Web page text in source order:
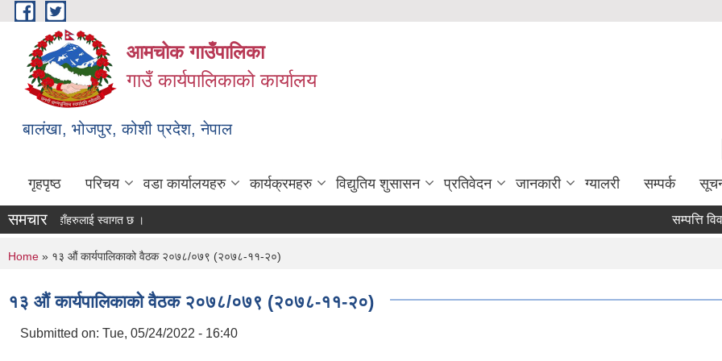
Skip to main content
आमचोक गाउँपालिका
गाउँ कार्यपालिकाको कार्यालय
बालंखा, भोजपुर, कोशी प्रदेश, नेपाल
गृहपृष्ठ परिचय वडा कार्यालयहरु कार्यक्रमहरु विद्युतिय शुसासन प्रतिवेदन जानकारी ग्यालरी सम्पर्क
मा यहाँहरुलाई स्वागत छ ।
समचार सम्पत्ति
You are here
Home » १३ औं कार्यपालिकाको वैठक २०७८/०७९ (२०७८-११-२०)
१३ औं कार्यपालिकाको वैठक २०७८/०७९ (२०७८-११-२०)
Submitted on: Tue, 05/24/2022 - 16:40